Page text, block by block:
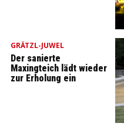
GRÄTZL-JUWEL
Der sanierte
Maxingteich lädt wieder
zur Erholung ein